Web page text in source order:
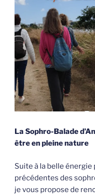
La Sophro-Balade
être en pleine nature
Suite à la belle
précédentes des
je vous propose de